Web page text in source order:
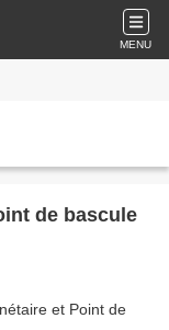
MENU
de bascule